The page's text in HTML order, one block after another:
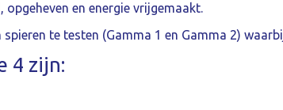
en energie vrijgemaakt.
te testen (Gamma 1 en Gamma 2)
4 zijn: